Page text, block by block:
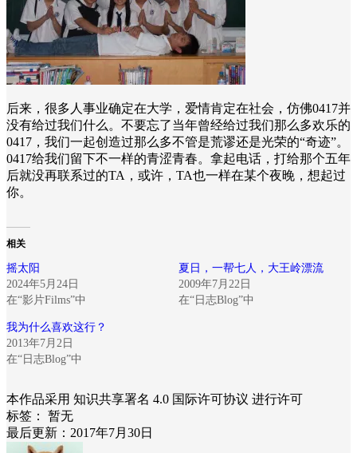
后来，很多人事业确定在大学，爱情肯定在社会，仿佛0417并
没有给过我们什么。不要忘了当年曾经给过我们那么多欢乐的
0417，我们一起创造过那么多不管是荒谬还是光荣的“奇迹”。
0417给我们留下不一样的青涩青春。拿起电话，打给那个五年
后就没再联系过的TA，或许，TA也一样在某个夜晚，想起过
你。
相关
摇太阳
2024年5月24日
在“影片Films”中
夏日，一帮七人，大王岭漂流
2009年7月22日
在“日志Blog”中
我为什么喜欢这行？
2013年7月2日
在“日志Blog”中
本作品采用 知识共享署名 4.0 国际许可协议 进行许可
标签：
暂无
最后更新：2017年7月30日